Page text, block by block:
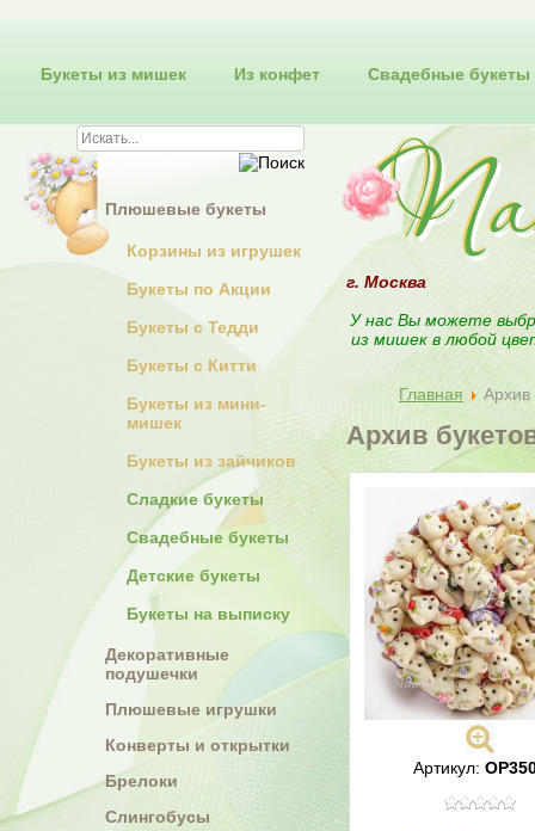
Букеты из мишек Из конфет Свадебные букеты
Плюшевые букеты
Корзины из игрушек
Букеты по Акции
Букеты с Тедди
Букеты с Китти
Букеты из мини-
мишек
Букеты из зайчиков
Сладкие букеты
Свадебные букеты
Детские букеты
Букеты на выписку
Декоративные
подушечки
Плюшевые игрушки
Конверты и открытки
Брелоки
Слингобусы
г. Москва
У нас Вы можете
из мишек в любой
Главная Архив
Архив
Артикул: